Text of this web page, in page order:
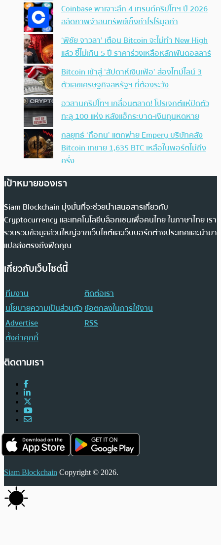
Coinbase พาเจาะลึก 4 เทรนด์คริปโทฯ ปี 2026
สลัดภาพจำสินทรัพย์เก็งกำไรไร้มูลค่า
‘พิชัย จาวลา’ เตือน Bitcoin จะไม่ทำ New High
แล้ว ชี้ไม่เกิน 5 ปี ราคาร่วงเหลือหลักพันดอลลาร์
Bitcoin เข้าสู่ ‘สัปดาห์เงินเฟ้อ’ ส่องไทม์ไลน์ 3
ตัวเลขเศรษฐกิจสหรัฐฯ ที่ต้องระวัง
อวสานคริปโทฯ เกลื่อนตลาด! โปรเจกต์แห่ปิดตัว
ทะลุ 100 แห่ง หลังแฮ็กระบาด-เงินทุนหดหาย
กลยุทธ์ ‘ถือทน’ แตกพ่าย Empery บริษัทคลัง
Bitcoin เทขาย 1,635 BTC เหลือในพอร์ตไม่ถึง
ครึ่ง
เป้าหมายของเรา
Siam Blockchain มุ่งมั่นที่จะช่วยนำเสนอสารเกี่ยวกับ
Cryptocurrency และเทคโนโลยีบล็อกเชนเพื่อคนไทย ในภาษาไทย เรา
รวบรวมข้อมูลส่วนใหญ่จากเว็บไซต์และเว็บบอร์ดต่างประเทศและนำมา
แปลส่งตรงถึงฟีดคุณ
เกี่ยวกับเว็บไซต์นี้
ทีมงาน
ติดต่อเรา
นโยบายความเป็นส่วนตัวข้อตกลงในการใช้งาน
Advertise
RSS
ตั้งค่าคุกกี้
ติดตามเรา
Siam Blockchain Copyright © 2026.